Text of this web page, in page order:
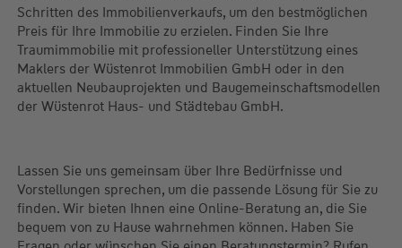
Immobilienverkauf:Sie möchten Ihre Immobilie verkaufen?
Wir stehen Ihnen zur Seite und unterstützen Sie bei allen
Schritten des Immobilienverkaufs, um den bestmöglichen
Preis für Ihre Immobilie zu erzielen. Finden Sie Ihre
Traumimmobilie mit professioneller Unterstützung eines
Maklers der Wüstenrot Immobilien GmbH oder in den
Lassen Sie uns gemeinsam über Ihre Bedürfnisse und
Vorstellungen sprechen, um die passende Lösung für Sie zu
finden. Wir bieten Ihnen eine Online-Beratung an, die Sie